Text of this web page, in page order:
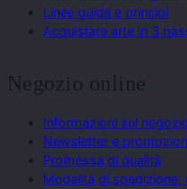
Linee guida e principi
Acquistare arte in 3
Negozio online
Informazioni sul
Newsletter e
Promessa di qualità
Modalità di